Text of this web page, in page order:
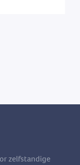
zelfstandige